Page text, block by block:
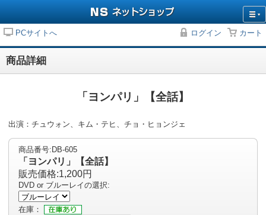
PCサイトへ ログイン カート
商品詳細
「ヨンパリ」【全話】
出演：チュウォン、キム・テヒ、チョ・ヒョンジェ
商品番号:DB-605
「ヨンパリ」【全話】
販売価格:1,200円
DVD or ブルーレイの選択:
在庫：